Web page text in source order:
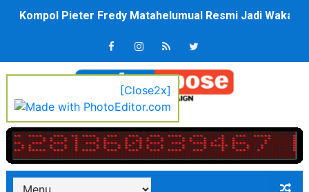
Anggota DPRD SBB Beri Masukan kepada Kadis
Air Sungai Bekasi Menghitam Berbusa dan Bau
Polres Metro Bekasi Buru Pemasok Sabu, Diduga
Kepala SD Negeri Tanah Goyang Salurkan Dana PIP
Dugaan Korupsi Dermaga Oelabuhan SulaimanBerau
Lion Grup Buka Rute KNO- Madina, Pesawat 60 Sit
[Close2x]